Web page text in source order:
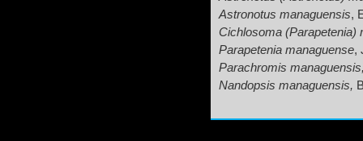
Astronotus managuensis,
Cichlosoma (Parapetenia)
Parapetenia managuense,
Parachromis
Nandopsis managuensis,